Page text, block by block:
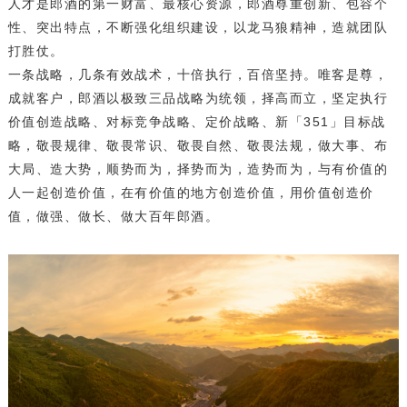
人才是郎酒的第一财富、最核心资源，郎酒尊重创新、包容个
性、突出特点，不断强化组织建设，以龙马狼精神，造就团队
打胜仗。
一条战略，几条有效战术，十倍执行，百倍坚持。唯客是尊，
成就客户，郎酒以极致三品战略为统领，择高而立，坚定执行
价值创造战略、对标竞争战略、定价战略、新「351」目标战
略，敬畏规律、敬畏常识、敬畏自然、敬畏法规，做大事、布
大局、造大势，顺势而为，择势而为，造势而为，与有价值的
人一起创造价值，在有价值的地方创造价值，用价值创造价
值，做强、做长、做大百年郎酒。